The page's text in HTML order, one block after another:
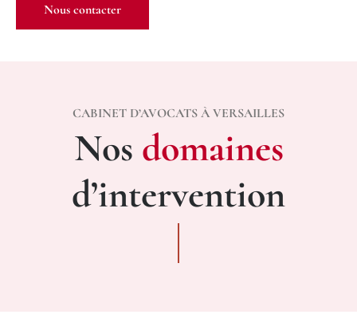
Nous contacter
CABINET D’AVOCATS À VERSAILLES
Nos domaines
d’intervention